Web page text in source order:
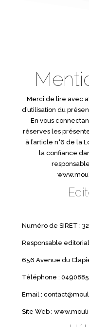
Merci de lire avec
d’utilisation du
En vous
réserves les
à l’article n°6 de la
la confiance
Numéro de SIRET :
Responsable
656 Avenue du
Téléphone :
Email :
Site Web :